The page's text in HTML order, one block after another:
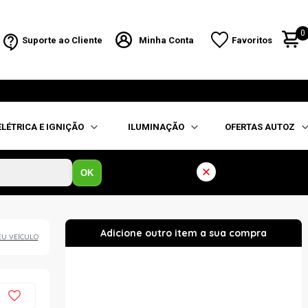
Suporte ao Cliente Minha Conta Favoritos
0
E IGNIÇÃO ILUMINAÇÃO OFERTAS AUTOZ
OK
VEÍCULO